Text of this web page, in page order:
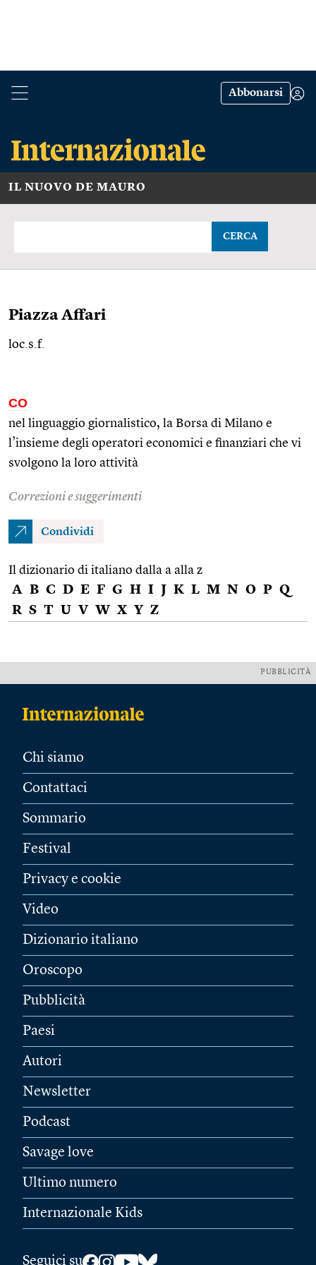
Abbonarsi
IL NUOVO DE MAURO
CERCA
Piazza Affari
loc.s.f.
CO
nel linguaggio giornalistico, la Borsa di Milano e
l’insieme degli operatori economici e finanziari che vi
svolgono la loro attività
Correzioni e suggerimenti
Condividi
Il dizionario di italiano dalla a alla z
A B C D E F G H I J K L M N O P Q
R S T U V W X Y Z
PUBBLICITÀ
Chi siamo
Contattaci
Sommario
Festival
Privacy e cookie
Video
Dizionario italiano
Oroscopo
Pubblicità
Paesi
Autori
Newsletter
Podcast
Savage love
Ultimo numero
Internazionale Kids
Seguici su